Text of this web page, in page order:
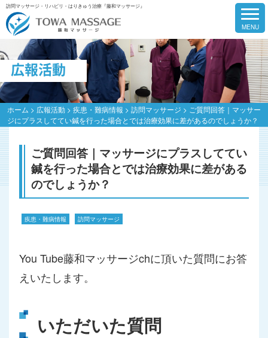
訪問マッサージ・リハビリ・はりきゅう治療『藤和マッサージ』
広報活動
ホーム > 広報活動> 疾患・難病情報 > 訪問マッサージ > ご質問回答｜マッサー
ジにプラスしててい鍼を行った場合とでは治療効果に差があるのでしょうか？
ご質問回答｜マッサージにプラスしててい
鍼を行った場合とでは治療効果に差がある
のでしょうか？
疾患・難病情報 訪問マッサージ
You Tube藤和マッサージchに頂いた質問にお答
えいたします。
いただいた質問